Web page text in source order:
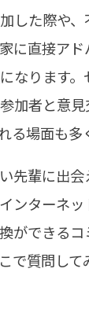
した際や
に直接ア
なります
加者と意
る場面も多
先輩に出
ンターネ
ができる
で質問し